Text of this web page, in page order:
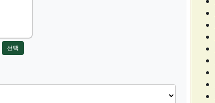
선택